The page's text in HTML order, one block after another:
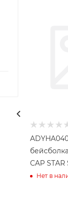
CAP STAR
Нет в